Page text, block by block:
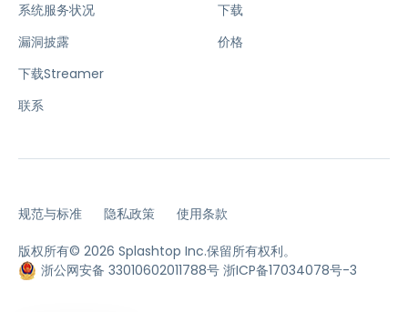
系统服务状况
漏洞披露
下载Streamer
联系
下载
价格
规范与标准 隐私政策 使用条款
版权所有© 2026 Splashtop Inc.保留所有权利。
浙公网安备 33010602011788号 浙ICP备17034078号-3